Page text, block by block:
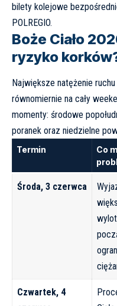
bilety kolejowe
POLREGIO.
Boże Ciało
ryzyko
Największe natężenie
równomiernie na cały
momenty: środowe
poranek oraz niedzielne
Termin
Co
Środa, 3 czerwca
Czwartek, 4